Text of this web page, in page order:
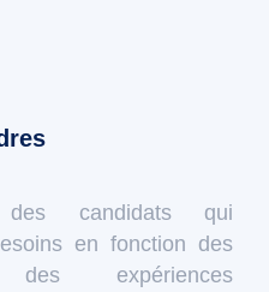
candidats qui
en fonction des
expériences